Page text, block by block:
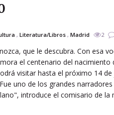
, Literatura/Libros, Madrid 2
que le descubra. Con esa
el centenario del nacimiento
visitar hasta el próximo 14
uno de los grandes
introduce el comisario de la